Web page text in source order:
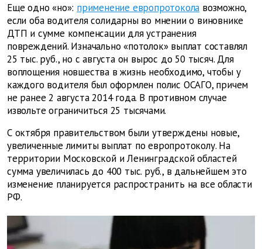
Еще одно «но»: применение европротокола возможно,
если оба водителя солидарны во мнении о виновнике
ДТП и сумме компенсации для устранения
повреждений. Изначально «потолок» выплат составлял
25 тыс. руб., но с августа он вырос до 50 тысяч. Для
воплощения новшества в жизнь необходимо, чтобы у
каждого водителя был оформлен полис ОСАГО, причем
не ранее 2 августа 2014 года. В противном случае
извольте ограничиться 25 тысячами.
С октября правительством были утверждены новые,
увеличенные лимиты выплат по европротоколу. На
территории Московской и Ленинградской областей
сумма увеличилась до 400 тыс. руб., в дальнейшем это
изменение планируется распространить на все области
РФ.